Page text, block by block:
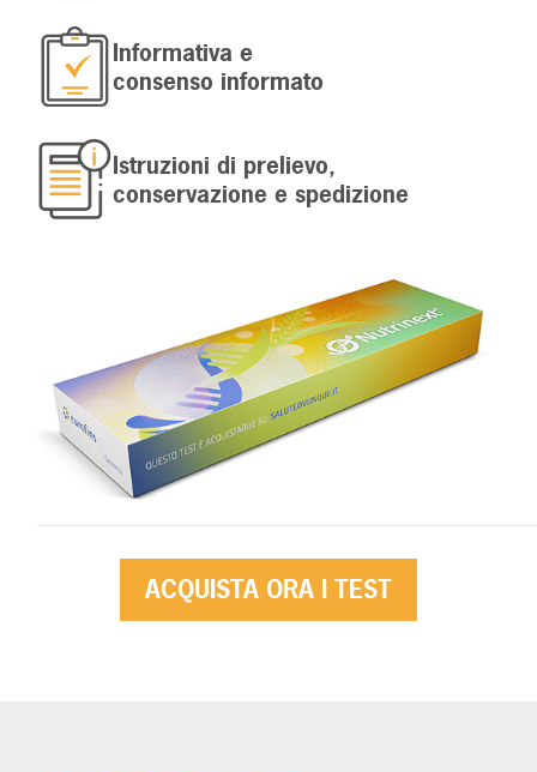
Informativa e
consenso informato
Istruzioni di prelievo,
conservazione e spedizione
ACQUISTA ORA I TEST